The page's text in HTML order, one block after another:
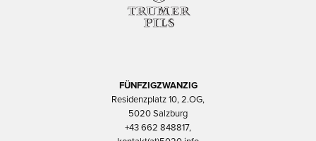
FÜNFZIGZWANZIG
Residenzplatz 10, 2.OG,
5020 Salzburg
+43 662 848817,